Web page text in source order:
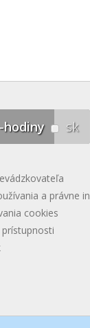
hodiny sk
a právne
cookies
prístupnosti